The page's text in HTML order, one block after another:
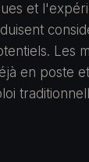
et
Les
en poste